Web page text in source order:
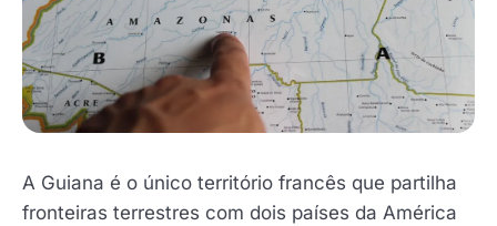
A Guiana é o único território francês que partilha
fronteiras terrestres com dois países da América